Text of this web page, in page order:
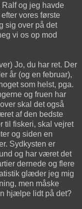
og jeg havde
vores første
sig over på det
vi os op mod
Jo, du har ret. Der
år (og en februar),
som helst, pga.
og fruen har
skal det også
af den bedste
til fiskeri, skal vejret
og siden en
Sydkysten er
og har været det
dernede og flere
glæder jeg mig
men måske
hjælpe lidt på det?